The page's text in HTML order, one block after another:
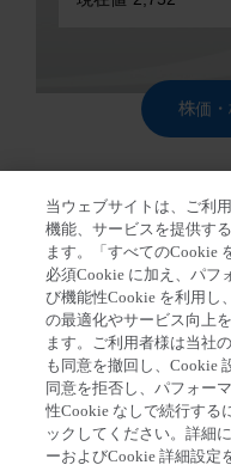
ホーム > 株主・投資家
明会（2019年3月期 第
株価
第一三共個人情報保護方針
ソーシャルメディアポリシー
当ウェブサイトは、ご利
機能、サービスを提供す
ます。「すべてのCookie
必須Cookie に加え、パフ
び機能性Cookie を利用し
の最適化やサービス向上
ます。ご利用者様は当社
も同意を撤回し、Cookie
同意を拒否し、パフォー
性Cookie なしで続行する
ックしてください。詳細
ーおよびCookie 詳細設定